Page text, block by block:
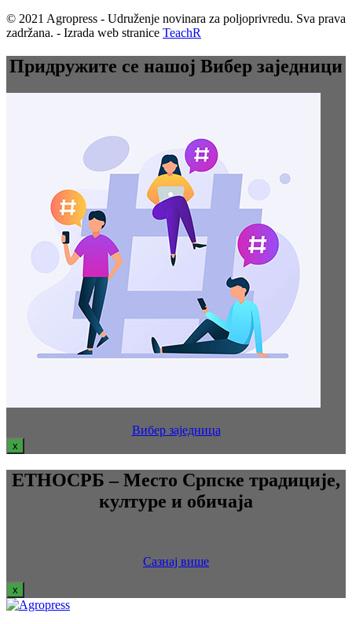
© 2021 Agropress - Udruženje novinara za poljoprivredu. Sva prava
zadržana. - Izrada web stranice TeachR
Придружите се нашој Вибер заједници
Вибер заједница
x
ЕТНОСРБ – Место Српске традиције,
културе и обичаја
Сазнај више
x